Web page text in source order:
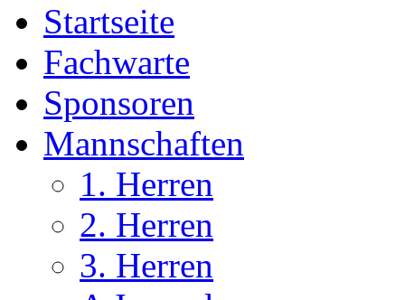
Startseite
Fachwarte
Sponsoren
Mannschaften
1. Herren
2. Herren
3. Herren